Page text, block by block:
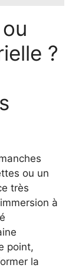
?
ou un
très
à
point,
la